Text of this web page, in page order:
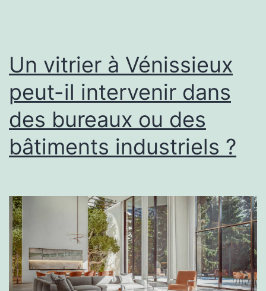
un
projet
immobilier
ou
d’aménagement
?
Un vitrier à Vénissieux
peut-il intervenir dans
des bureaux ou des
bâtiments industriels ?